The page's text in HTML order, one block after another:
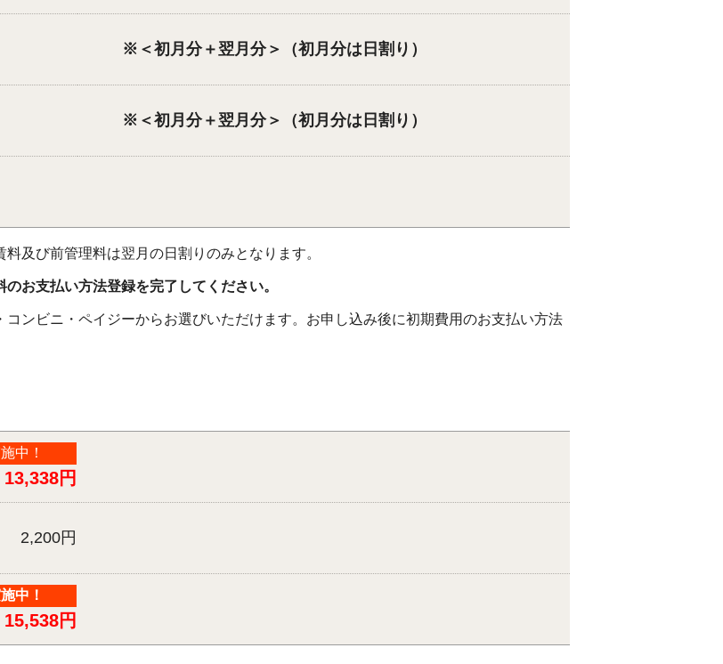
※＜初月分＋翌月分＞（初月分は日割り）
※＜初月分＋翌月分＞（初月分は日割り）
及び前管理料は翌月の日割りのみとなります。
お支払い方法登録を完了してください。
ンビニ・ペイジーからお選びいただけます。お申し込み後に初期費用のお支払い方法
中！
13,338円
2,200円
中！
15,538円